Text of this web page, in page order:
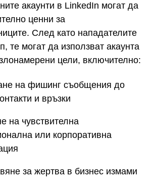
акаунти в LinkedIn могат да
ценни за
След като нападателите
те могат да използват акаунта
цели, включително:
на фишинг съобщения до
и връзки
на чувствителна
или корпоративна
за жертва в бизнес измами